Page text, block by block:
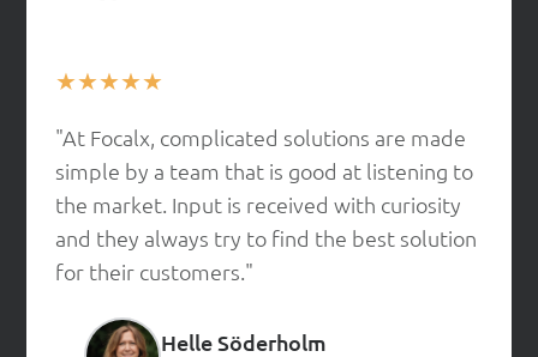
★★★★★
"At Focalx, complicated solutions are made
simple by a team that is good at listening to
the market. Input is received with curiosity
and they always try to find the best solution
for their customers."
Helle Söderholm